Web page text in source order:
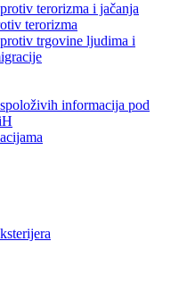
terorizma i jačanja
terorizma
trgovine ljudima i
informacija pod